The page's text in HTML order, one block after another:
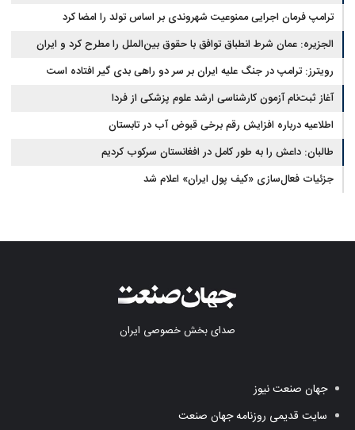
ترامپ فرمان اجرایی ممنوعیت شهروندی بر اساس تولد را امضا کرد
الجزیره: عمان شرط انطباق توافق با حقوق بین‌الملل را مطرح کرد و ایران
پذیرفت
رویترز: ترامپ در جنگ علیه ایران بر سر دو راهی بدی گیر افتاده است
آغاز ثبت‌نام‌ آزمون کارشناسی ارشد علوم پزشکی از فردا
اطلاعیه درباره افزایش رقم برخی قبوض آب در تابستان
طالبان: داعش را به طور کامل در افغانستان سرکوب کردیم
جزئیات فعال‌سازی «کیف پول ایران» اعلام شد
صدای بخش خصوصی ایران
جهان صنعت نیوز
سایت قدیمی روزنامه جهان صنعت